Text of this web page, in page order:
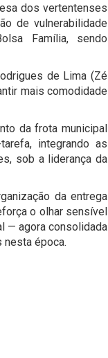
dos vertentenses
de vulnerabilidade
Família, sendo
de Lima (Zé
mais comodidade
da frota municipal
integrando as
sob a liderança da
da entrega
o olhar sensível
— agora consolidada
nesta época.